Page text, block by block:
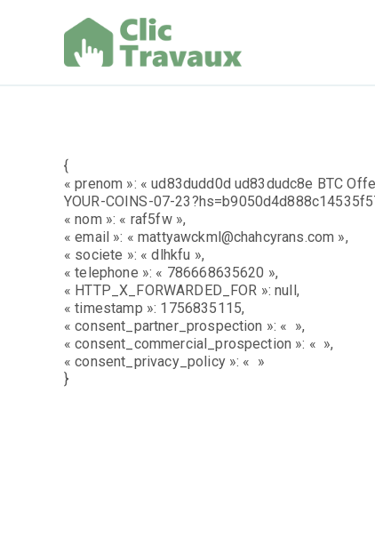
{
« prenom »: « ud83dudd0d ud83dudc8e BTC
YOUR-COINS-07-
« nom »: « raf5fw »,
« email »: « mattyawckml@chahcyrans.com »,
« societe »: « dlhkfu »,
« telephone »: « 786668635620 »,
« HTTP_X_FORWARDED_FOR »: null,
« timestamp »: 1756835115,
« consent_partner_prospection »: « »,
« consent_commercial_prospection »: « »,
« consent_privacy_policy »: « »
}